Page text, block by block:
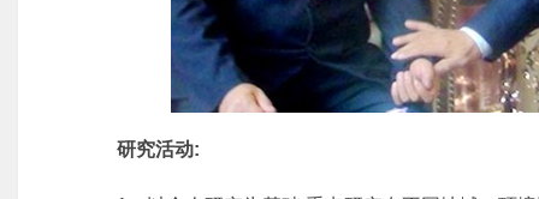
研究活动: